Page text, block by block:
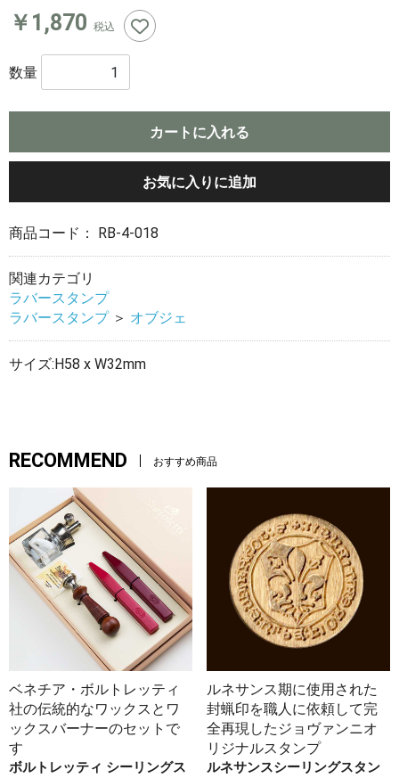
￥1,870 税込
数量
カートに入れる
お気に入りに追加
商品コード： RB-4-018
関連カテゴリ
ラバースタンプ
ラバースタンプ ＞ オブジェ
サイズ:H58 x W32mm
RECOMMEND おすすめ商品
ベネチア・ボルトレッティ
社の伝統的なワックスとワ
ックスバーナーのセットで
す
ボルトレッティ シーリングス
ルネサンス期に使用された
封蝋印を職人に依頼して完
全再現したジョヴァンニオ
リジナルスタンプ
ルネサンスシーリングスタン